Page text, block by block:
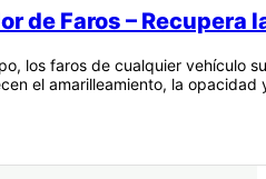
de Faros –
los faros de cualquier vehículo
el amarilleamiento, la opacidad